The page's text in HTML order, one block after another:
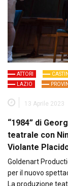
ATTORI
LAZIO
13 Aprile 2023
“1984” di
teatrale con
Violante
Goldenart
per il nuovo
La produzione